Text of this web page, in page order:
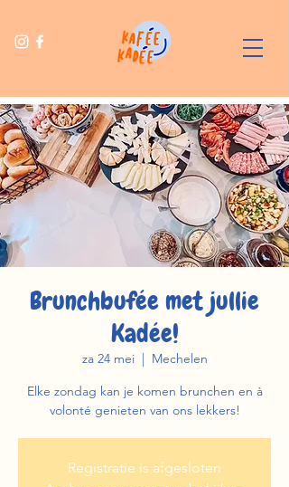
Brunchbufée met jullie
Kadée!
za 24 mei
  |
Mechelen
Elke zondag kan je komen brunchen en à
volonté genieten van ons lekkers!
Registratie is afgesloten